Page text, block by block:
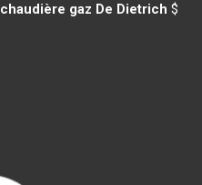
chaudière gaz De Dietrich $